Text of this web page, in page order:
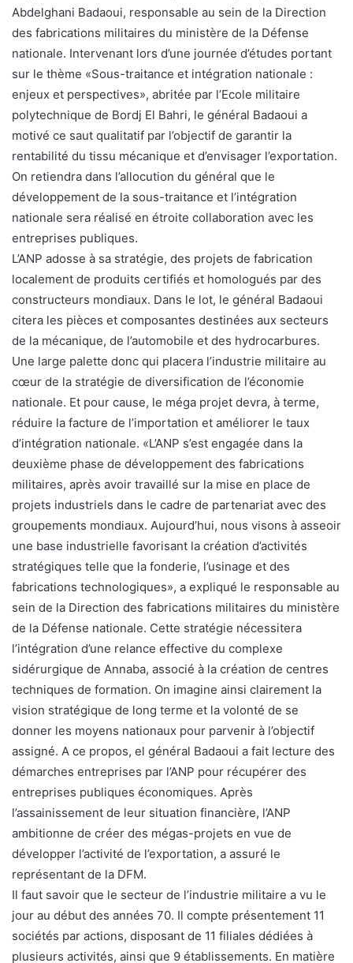
Abdelghani Badaoui, responsable au sein de la Direction
des fabrications militaires du ministère de la Défense
nationale. Intervenant lors d’une journée d’études portant
sur le thème «Sous-traitance et intégration nationale :
enjeux et perspectives», abritée par l’Ecole militaire
polytechnique de Bordj El Bahri, le général Badaoui a
motivé ce saut qualitatif par l’objectif de garantir la
rentabilité du tissu mécanique et d’envisager l’exportation.
On retiendra dans l’allocution du général que le
développement de la sous-traitance et l’intégration
nationale sera réalisé en étroite collaboration avec les
entreprises publiques.
L’ANP adosse à sa stratégie, des projets de fabrication
localement de produits certifiés et homologués par des
constructeurs mondiaux. Dans le lot, le général Badaoui
citera les pièces et composantes destinées aux secteurs
de la mécanique, de l’automobile et des hydrocarbures.
Une large palette donc qui placera l’industrie militaire au
cœur de la stratégie de diversification de l’économie
nationale. Et pour cause, le méga projet devra, à terme,
réduire la facture de l’importation et améliorer le taux
d’intégration nationale. «L’ANP s’est engagée dans la
deuxième phase de développement des fabrications
militaires, après avoir travaillé sur la mise en place de
projets industriels dans le cadre de partenariat avec des
groupements mondiaux. Aujourd’hui, nous visons à asseoir
une base industrielle favorisant la création d’activités
stratégiques telle que la fonderie, l’usinage et des
fabrications technologiques», a expliqué le responsable au
sein de la Direction des fabrications militaires du ministère
de la Défense nationale. Cette stratégie nécessitera
l’intégration d’une relance effective du complexe
sidérurgique de Annaba, associé à la création de centres
techniques de formation. On imagine ainsi clairement la
vision stratégique de long terme et la volonté de se
donner les moyens nationaux pour parvenir à l’objectif
assigné. A ce propos, el général Badaoui a fait lecture des
démarches entreprises par l’ANP pour récupérer des
entreprises publiques économiques. Après
l’assainissement de leur situation financière, l’ANP
ambitionne de créer des mégas-projets en vue de
développer l’activité de l’exportation, a assuré le
représentant de la DFM.
Il faut savoir que le secteur de l’industrie militaire a vu le
jour au début des années 70. Il compte présentement 11
sociétés par actions, disposant de 11 filiales dédiées à
plusieurs activités, ainsi que 9 établissements. En matière